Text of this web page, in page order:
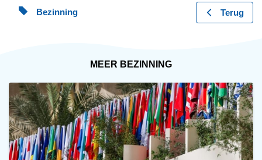
Bezinning Terug
MEER BEZINNING